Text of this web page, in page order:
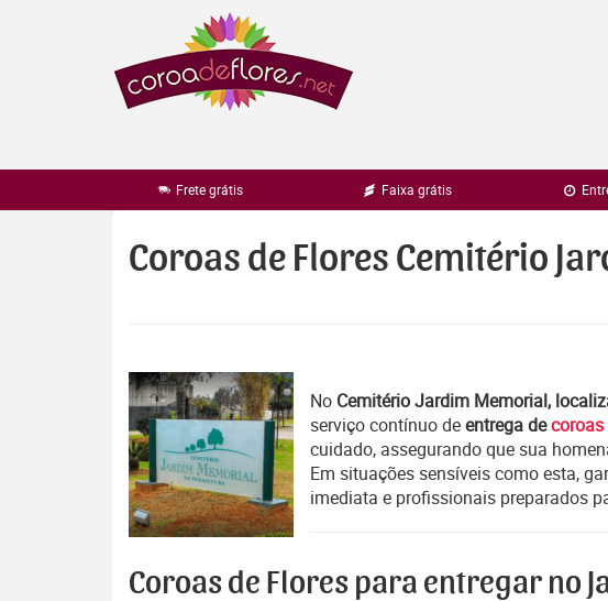
Frete grátis Faixa grátis
Coroas de Flores Cemitério
No Cemitério Jardim Memorial,
serviço contínuo deentrega decoroas
cuidado, assegurando que sua
Em situações sensíveis como esta,
imediata e profissionais preparados
Coroas de Flores para entregar no